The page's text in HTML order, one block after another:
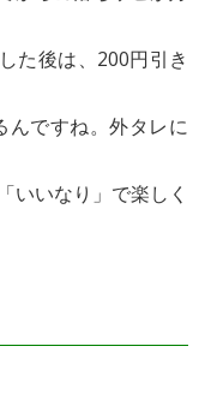
た後は、200円引き
んですね。外タレに
いいなり」で楽しく